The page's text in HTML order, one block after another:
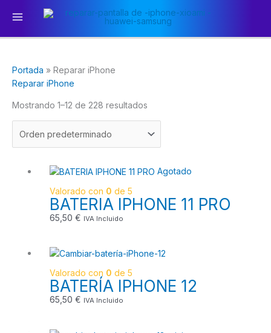
Main
Menu
Portada » Reparar iPhone
Reparar iPhone
Mostrando 1–12 de 228 resultados
Agotado
Valorado con 0 de 5
BATERIA IPHONE 11 PRO
65,50 € IVA Incluido
Valorado con 0 de 5
BATERÍA IPHONE 12
65,50 € IVA Incluido